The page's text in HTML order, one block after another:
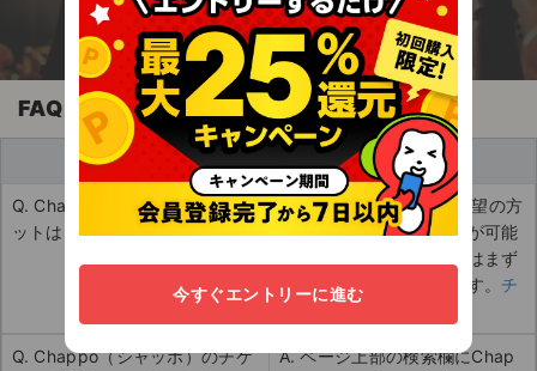
不正転売禁止法について
チケットジャムの取り組み
音楽情報
FAQ
Q. Chappo（シャッポ）のチケ
ットはどうやって買えますか？
A. チケットの購入をご希望の方
は以下のページから購入が可能
です。ご登録がまだの方はまず
新規登録からお願いします。 チ
Q. Chappo（シャッポ）のチケ
A. ページ上部の検索欄にChap
今すぐエントリーに進む